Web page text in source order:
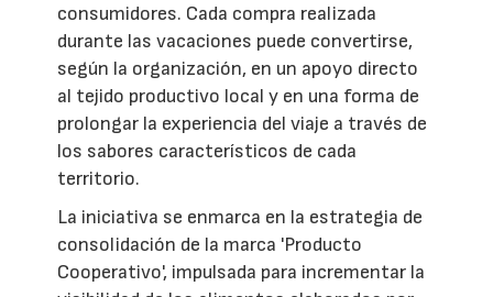
consumidores. Cada compra realizada
durante las vacaciones puede convertirse,
según la organización, en un apoyo directo
al tejido productivo local y en una forma de
prolongar la experiencia del viaje a través de
los sabores característicos de cada
territorio.
La iniciativa se enmarca en la estrategia de
consolidación de la marca 'Producto
Cooperativo', impulsada para incrementar la